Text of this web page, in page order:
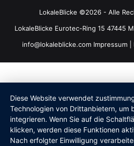
LokaleBlicke ©2026 - Alle
LokaleBlicke Eurotec-Ring 15 47445
info@lokaleblicke.com Impressum
Diese Website verwendet
Technologien von Drittanbietern, um
integrieren. Wenn Sie auf die
klicken, werden diese Funktionen
Nach erfolgter Einwilligung